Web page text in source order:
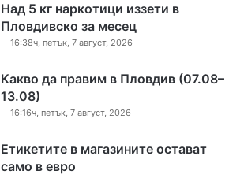
Над 5 кг наркотици иззети в
Пловдивско за месец
16:38ч, петък, 7 август, 2026
Какво да правим в Пловдив (07.08–
13.08)
16:16ч, петък, 7 август, 2026
Етикетите в магазините остават
само в евро